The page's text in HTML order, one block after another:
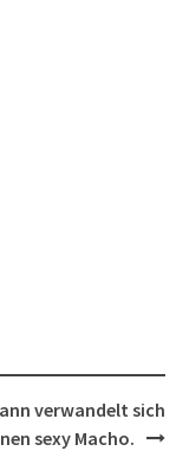
verwandelt sich
sexy Macho.